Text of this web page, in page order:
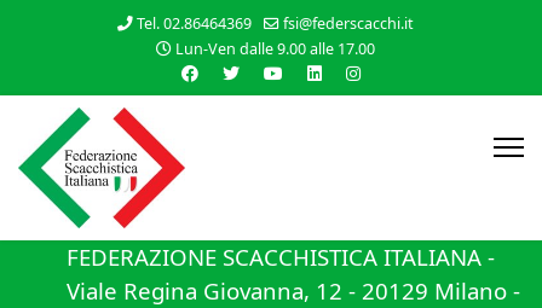
Tel. 02.86464369
fsi@federscacchi.it
Lun-Ven dalle 9.00 alle 17.00
FEDERAZIONE SCACCHISTICA ITALIANA -
Viale Regina Giovanna, 12 - 20129 Milano -